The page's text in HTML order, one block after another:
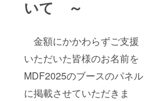
いて ～
金額にかかわらずご支援
いただいた皆様のお名前を
MDF2025のブースのパネル
に掲載させていただきま